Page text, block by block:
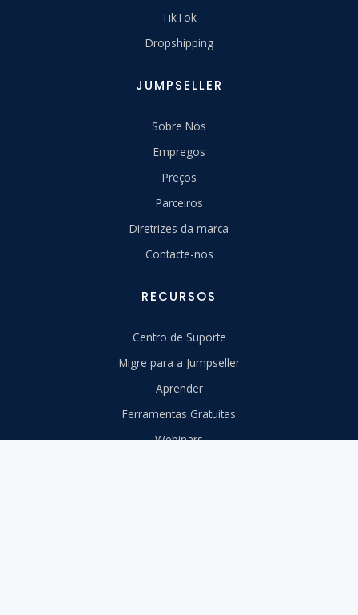
TikTok
Dropshipping
JUMPSELLER
Sobre Nós
Empregos
Preços
Parceiros
Diretrizes da marca
Contacte-nos
RECURSOS
Centro de Suporte
Migre para a Jumpseller
Aprender
Ferramentas Gratuitas
Webinars